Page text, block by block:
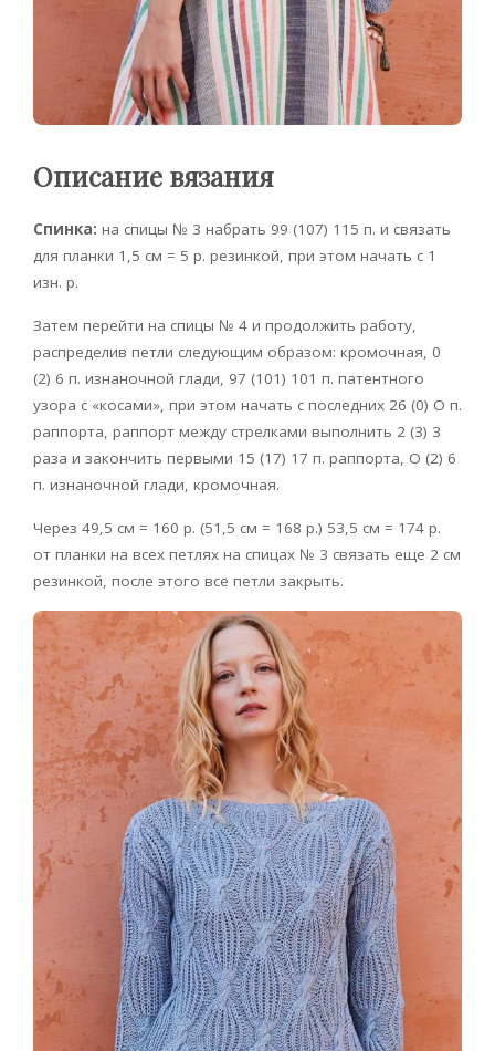
Описание вязания
Спинка: на спицы № 3 набрать 99 (107) 115 п. и связать
для планки 1,5 см = 5 р. резинкой, при этом начать c 1
изн. р.
Затем перейти на спицы № 4 и продолжить работу,
распределив петли следующим образом: кромочная, 0
(2) 6 п. изнаночной глади, 97 (101) 101 п. патентного
узора с «косами», при этом начать с последних 26 (0) О п.
раппорта, раппорт между стрелками выполнить 2 (3) 3
раза и закончить первыми 15 (17) 17 п. раппорта, О (2) 6
п. изнаночной глади, кромочная.
Через 49,5 см = 160 р. (51,5 см = 168 р.) 53,5 см = 174 р.
от планки на всех петлях на спицах № 3 связать еще 2 см
резинкой, после этого все петли закрыть.